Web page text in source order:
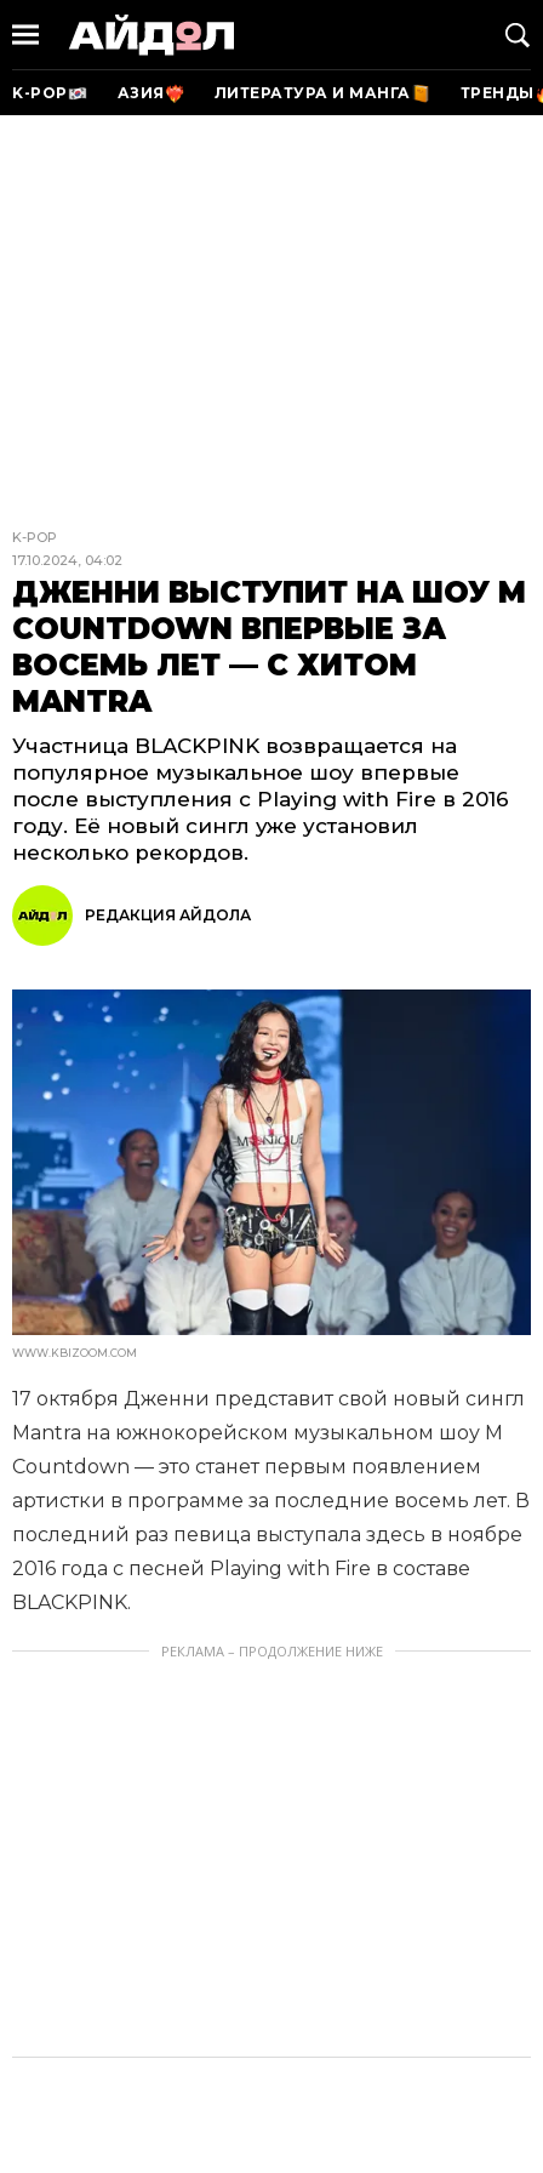
K-POP АЗИЯ ЛИТЕРАТУРА И МАНГА ТРЕНДЫ
K-POP
17.10.2024, 04:02
ДЖЕННИ ВЫСТУПИТ НА ШОУ M
COUNTDOWN ВПЕРВЫЕ ЗА
ВОСЕМЬ ЛЕТ — С ХИТОМ
MANTRA
Участница BLACKPINK возвращается на
популярное музыкальное шоу впервые
после выступления с Playing with Fire в 2016
году. Её новый сингл уже установил
несколько рекордов.
РЕДАКЦИЯ АЙДОЛА
WWW.KBIZOOM.COM
17 октября Дженни представит свой новый сингл
Mantra на южнокорейском музыкальном шоу M
Countdown — это станет первым появлением
артистки в программе за последние восемь лет. В
последний раз певица выступала здесь в ноябре
2016 года с песней Playing with Fire в составе
BLACKPINK.
РЕКЛАМА – ПРОДОЛЖЕНИЕ НИЖЕ